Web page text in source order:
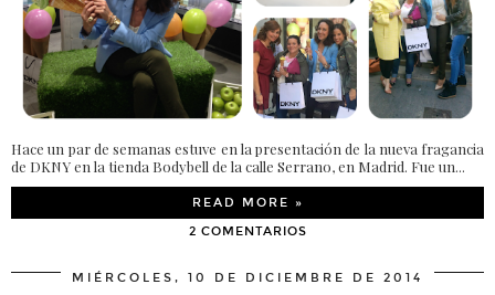
Hace un par de semanas estuve en la presentación de la nueva fragancia
de DKNY en la tienda Bodybell de la calle Serrano, en Madrid. Fue un...
READ MORE »
2 COMENTARIOS
MIÉRCOLES, 10 DE DICIEMBRE DE 2014